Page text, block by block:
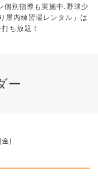
個別指導も実施中.野球少
屋内練習場レンタル」は
ち放題！
ー
)